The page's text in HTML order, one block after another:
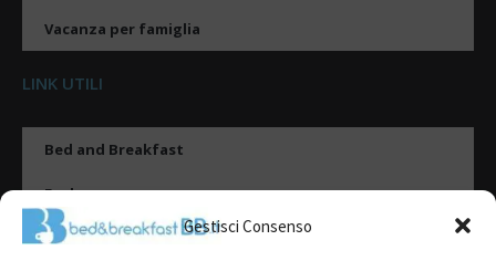
Gestisci Consenso
Vacanza per famiglia
LINK UTILI
Bed and Breakfast
Esplora
Tipologie di alloggio